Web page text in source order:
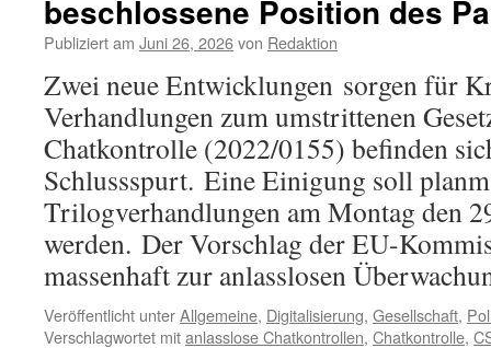
beschlossene Position des
Publiziert am Juni 26, 2026von Redaktion
Zwei neue Entwicklungen sorgen für
Verhandlungen zum umstrittenen
Chatkontrolle (2022/0155) befinden
Schlussspurt. Eine Einigung soll
Trilogverhandlungen am Montag den
werden. Der Vorschlag der EU-
massenhaft zur anlasslosen
Veröffentlicht unterAllgemeine, Digitalisierung, Gesellschaft,
Verschlagwortet mitanlasslose Chatkontrollen, Chatkontrolle,